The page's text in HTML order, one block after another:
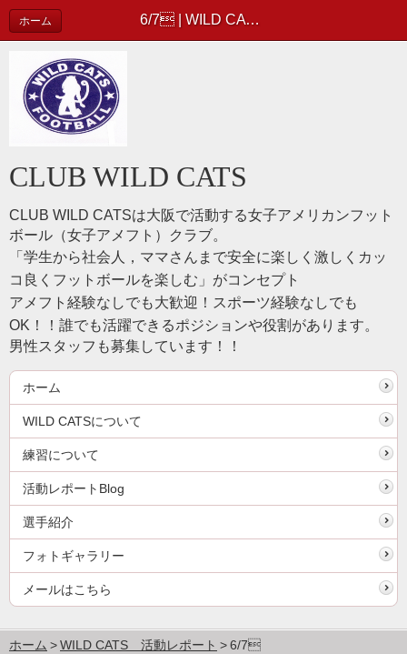
6/7 | WILD CATS 活動レポート
ホーム
CLUB WILD CATS
CLUB WILD CATSは大阪で活動する女子アメリカンフット
ボール（女子アメフト）クラブ。
「学生から社会人，ママさんまで安全に楽しく激しくカッ
コ良くフットボールを楽しむ」がコンセプト
アメフト経験なしでも大歓迎！スポーツ経験なしでも
OK！！誰でも活躍できるポジションや役割があります。
男性スタッフも募集しています！！
ホーム
WILD CATSについて
練習について
活動レポートBlog
選手紹介
フォトギャラリー
メールはこちら
ホーム WILD CATS 活動レポート 6/7